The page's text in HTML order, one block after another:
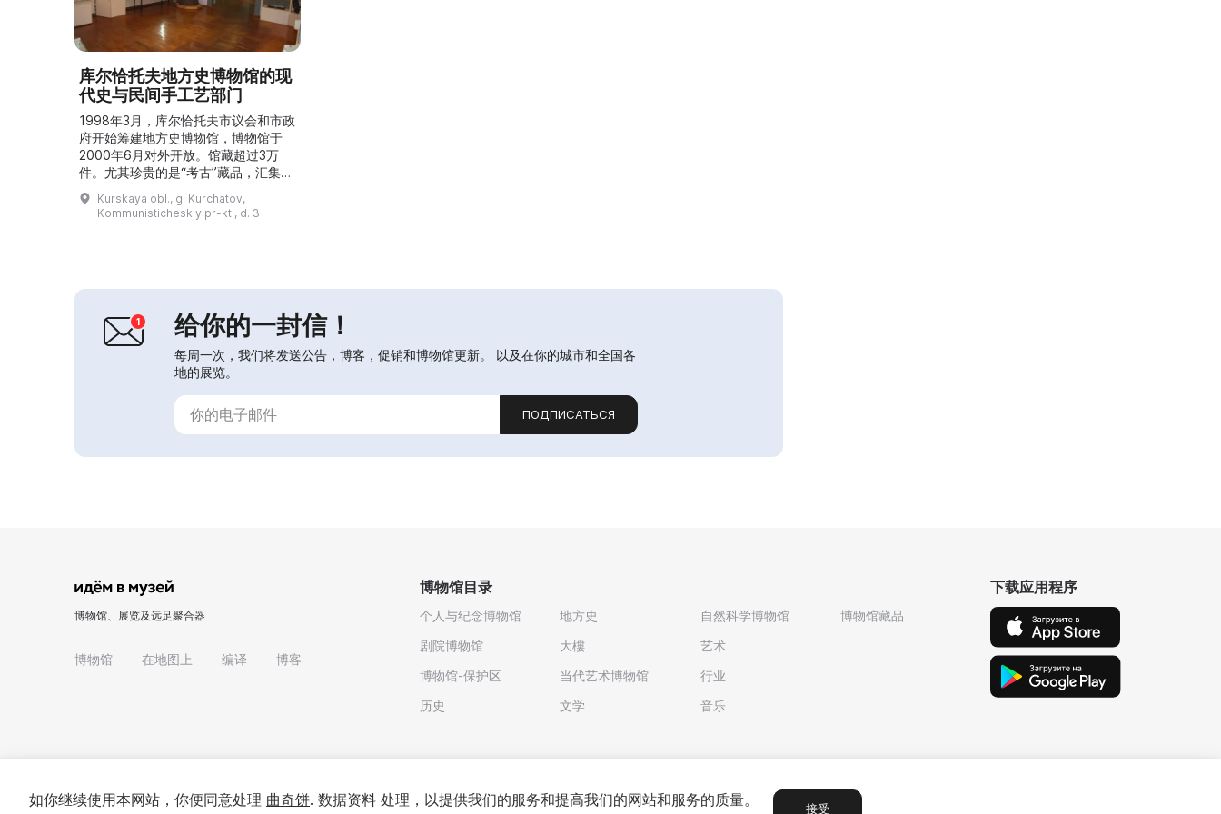
库尔恰托夫地方史博物馆的现
代史与民间手工艺部门
1998年3月，库尔恰托夫市议会和市政
府开始筹建地方史博物馆，博物馆于
2000年6月对外开放。馆藏超过3万
件。尤其珍贵的是“考古”藏品，汇集了
来自石器时代遗址比基（Byki）、彭斯
科耶（Penskoye）聚落的发掘资料以
及库尔恰托夫区的考古勘探资料。此
著名女匠制作的传统皮革玩具系列。库
Kurskaya obl., g. Kurchatov,
Kommunisticheskiy pr-kt., d. 3
给你的一封信！
每周一次，我们将发送公告，博客，促销和博物馆更新。 以及在你的城市和全国各
地的展览。
ПОДПИСАТЬСЯ
博物馆、展览及远足聚合器
博物馆 在地图上 编译 博客
博物馆目录
个人与纪念博物馆
剧院博物馆
博物馆-保护区
历史
地方史
大樓
当代艺术博物馆
文学
自然科学博物馆
艺术
行业
音乐
博物馆藏品
下载应用程序
如你继续使用本网站，你便同意处理 曲奇饼. 数据资料 处理，以提供我们的服务和提高我们的网站和服务的质量。 接受